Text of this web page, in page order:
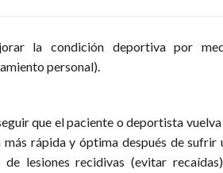
la condición deportiva por
personal).
que el paciente o deportista
más rápida y óptima después de
de lesiones recidivas (evitar